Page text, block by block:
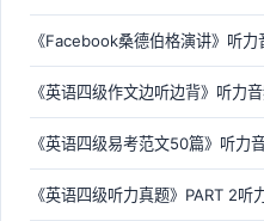
《Facebook桑德伯格演讲》听
《英语四级作文边听边背》听力
《英语四级易考范文50篇》听力
《英语四级听力真题》PART 2